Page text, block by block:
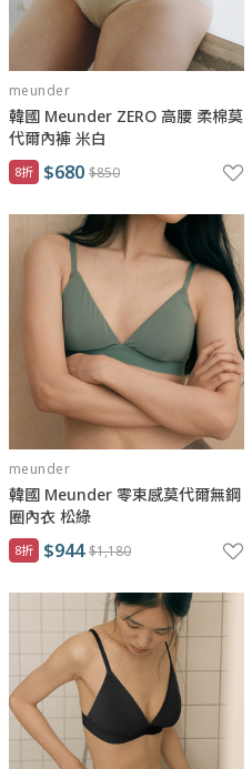
meunder
韓國 Meunder ZERO 高腰 柔棉莫
代爾內褲 米白
8折 $680 $850
meunder
韓國 Meunder 零束感莫代爾無鋼
圈內衣 松綠
8折 $944 $1,180